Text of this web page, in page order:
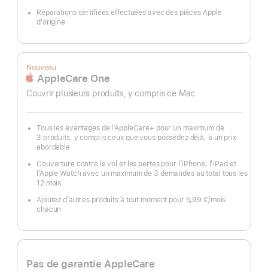
Réparations certifiées effectuées avec des pièces Apple
d’origine
Nouveau
AppleCare One
Couvrir plusieurs produits, y compris ce Mac
Tous les avantages de l’AppleCare+ pour un maximum de
3 produits, y compris ceux que vous possédez déjà, à un prix
abordable
Couverture contre le vol et les pertes pour l’iPhone, l’iPad et
l’Apple Watch avec un maximum de 3 demandes au total tous les
12 mois
Ajoutez d’autres produits à tout moment pour 5,99 €/mois
chacun
Pas de garantie AppleCare